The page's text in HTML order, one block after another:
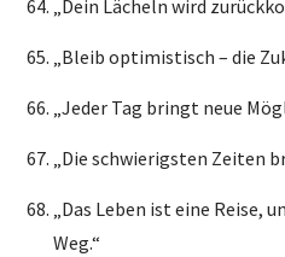
„Dein Lächeln wird
„Bleib optimistisch – die
„Jeder Tag bringt neue
„Die schwierigsten Zeiten
„Das Leben ist eine Reise,
Weg.“